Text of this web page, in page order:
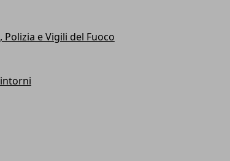
Polizia e Vigili del Fuoco